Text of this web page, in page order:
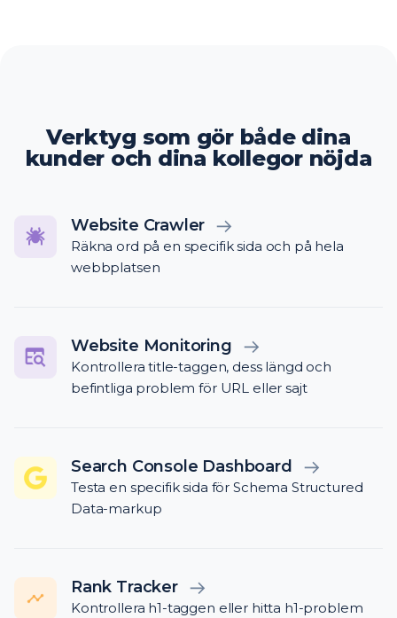
Verktyg som gör både dina
kunder och dina kollegor nöjda
Website Crawler
Räkna ord på en specifik sida och på hela
webbplatsen
Website Monitoring
Kontrollera title-taggen, dess längd och
befintliga problem för URL eller sajt
Search Console Dashboard
Testa en specifik sida för Schema Structured
Data-markup
Rank Tracker
Kontrollera h1-taggen eller hitta h1-problem